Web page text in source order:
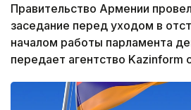
Правительство Армении
заседание перед уходом в
началом работы парламента
передает агентство Kazinform